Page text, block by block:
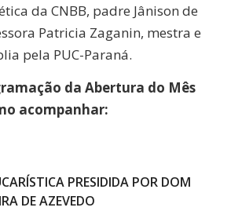
da CNBB, padre Jânison de
Patricia Zaganin, mestra e
pela PUC-Paraná.
da Abertura do Mês
acompanhar:
PRESIDIDA POR DOM
DE AZEVEDO